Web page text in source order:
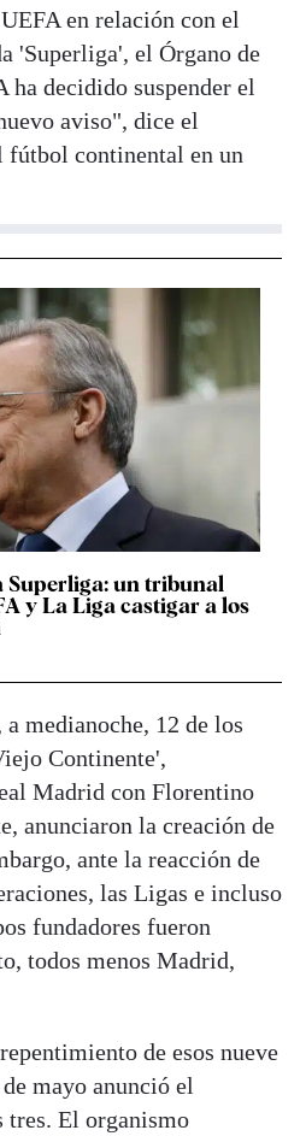
en relación con el
'Superliga', el Órgano de
ha decidido suspender el
aviso", dice el
fútbol continental en un
un tribunal
y La Liga castigar a los
medianoche, 12 de los
Continente',
Madrid con Florentino
anunciaron la creación de
ante la reacción de
las Ligas e incluso
fundadores fueron
todos menos Madrid,
de esos nueve
mayo anunció el
tres. El organismo